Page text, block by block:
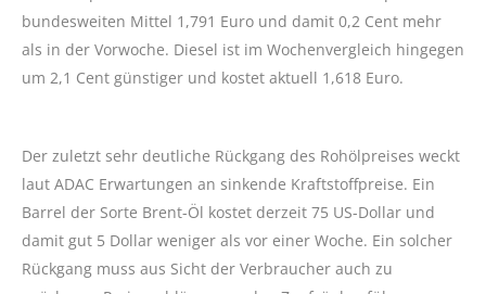
bundesweiten Mittel 1,791 Euro und damit 0,2 Cent mehr
als in der Vorwoche. Diesel ist im Wochenvergleich hingegen
um 2,1 Cent günstiger und kostet aktuell 1,618 Euro.
Der zuletzt sehr deutliche Rückgang des Rohölpreises weckt
laut ADAC Erwartungen an sinkende Kraftstoffpreise. Ein
Barrel der Sorte Brent-Öl kostet derzeit 75 US-Dollar und
damit gut 5 Dollar weniger als vor einer Woche. Ein solcher
Rückgang muss aus Sicht der Verbraucher auch zu